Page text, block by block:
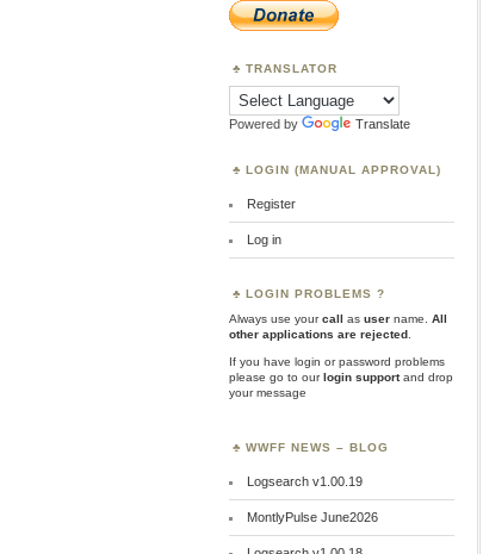
TRANSLATOR
Powered by Translate
LOGIN (MANUAL APPROVAL)
Register
Log in
LOGIN PROBLEMS ?
Always use yourcall as user name.
All
other applications are rejected
If you have login or password problems
please go to ourlogin supportand drop
your message
WWFF NEWS – BLOG
Logsearch v1.00.19
MontlyPulse June2026